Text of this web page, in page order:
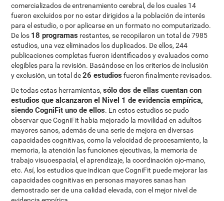
comercializados de entrenamiento cerebral, de los cuales 14
fueron excluidos por no estar dirigidos a la población de interés
para el estudio, o por aplicarse en un formato no computarizado.
De los 18 programas restantes, se recopilaron un total de 7985
estudios, una vez eliminados los duplicados. De ellos, 244
publicaciones completas fueron identificados y evaluados como
elegibles para la revisión. Basándose en los criterios de inclusión
y exclusión, un total de26 estudios fueron finalmente revisados.
De todas estas herramientas,sólo dos de ellas cuentan con
estudios que alcanzaron el Nivel 1 de evidencia empírica,
siendo CogniFit uno de ellos. En estos estudios se pudo
observar que CogniFit había mejorado la movilidad en adultos
mayores sanos, además de una serie de mejora en diversas
capacidades cognitivas, como la velocidad de procesamiento, la
memoria, la atención las funciones ejecutivas, la memoria de
trabajo visuoespacial, el aprendizaje, la coordinación ojo-mano,
etc. Así, los estudios que indican que CogniFit puede mejorar las
capacidades cognitivas en personas mayores sanas han
demostrado ser de una calidad elevada, con el mejor nivel de